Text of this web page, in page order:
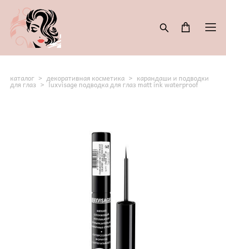
каталог > декоративная косметика > карандаши и подводки
для глаз > luxvisage подводка для глаз matt ink waterproof